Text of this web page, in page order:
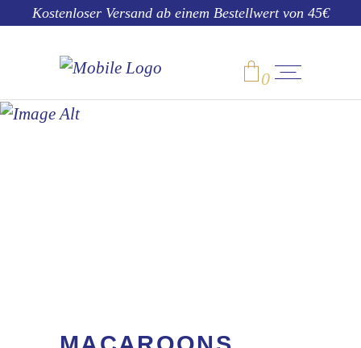
Kostenloser Versand ab einem Bestellwert von 45€
0
MACAROONS